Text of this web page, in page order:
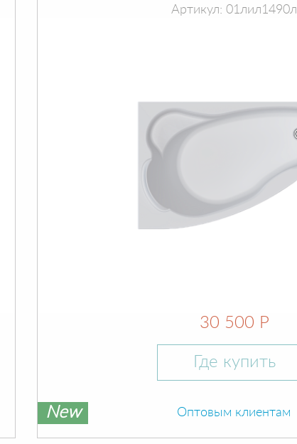
Артикул: 01лил1490л
30 500 Р
Где купить
New Оптовым клиентам